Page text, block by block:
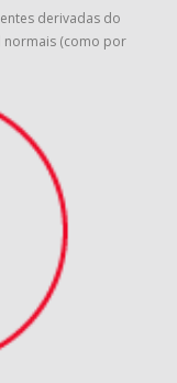
derivadas do
normais (como por